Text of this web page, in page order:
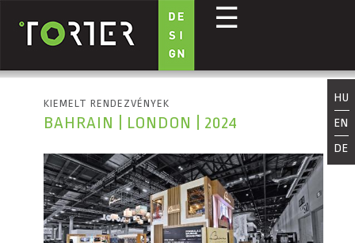
Ugrás a tartalomra
☰
HU
EN
DE
KIEMELT RENDEZVÉNYEK
BAHRAIN | LONDON | 2024